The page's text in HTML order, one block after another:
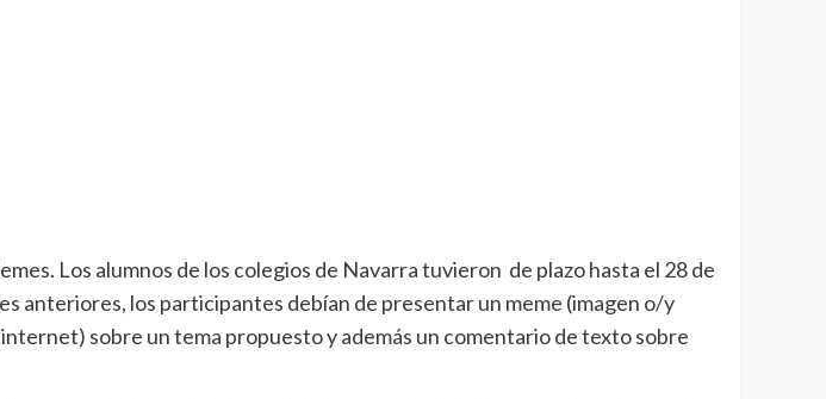
Los alumnos de los colegios de Navarra tuvieron de plazo hasta el 28 de
anteriores, los participantes debían de presentar un meme (imagen o/y
sobre un tema propuesto y además un comentario de texto sobre